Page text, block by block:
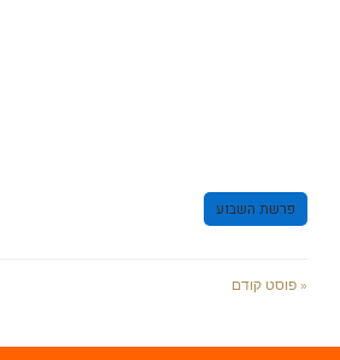
פרשת השבוע
« פוסט קודם